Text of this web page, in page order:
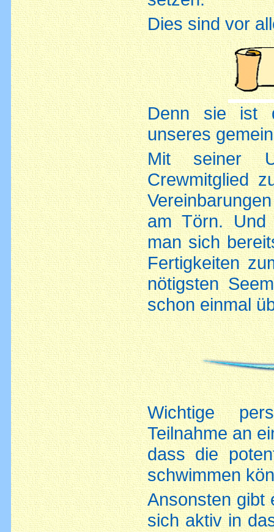
Dies sind vor
Denn sie ist
unseres
Mit seiner
Crewmitglied
am Törn. Und
man sich
Fertigkeiten
nötigsten
schon einmal
Wichtige
Teilnahme an
dass die
schwimmen
Ansonsten gibt
sich aktiv in